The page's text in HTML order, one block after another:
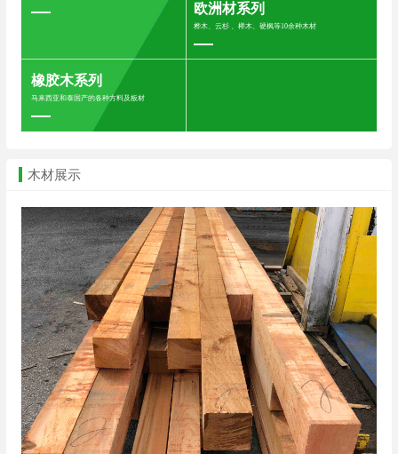
橡胶木系列
马来西亚和泰国产的各种方料及板材
欧洲材系列
桦木、云杉 、榉木、硬枫等10余种木材
木材展示